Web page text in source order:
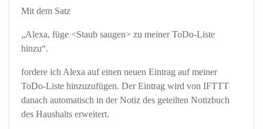
Mit dem Satz
„Alexa, füge <Staub saugen> zu meiner ToDo-Liste
hinzu“.
fordere ich Alexa auf einen neuen Eintrag auf meiner
ToDo-Liste hinzuzufügen. Der Eintrag wird von IFTTT
danach automatisch in der Notiz des geteilten Notizbuch
des Haushalts erweitert.